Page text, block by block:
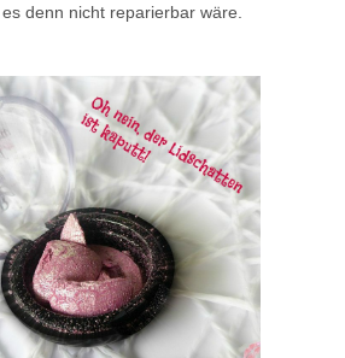
denn nicht reparierbar wäre.